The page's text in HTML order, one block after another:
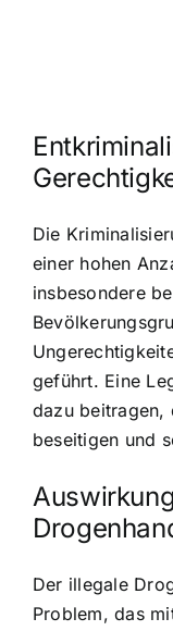
Die
einer hohen
insbesondere
geführt. Eine
dazu beitragen,
beseitigen und
Der illegale
Problem, das